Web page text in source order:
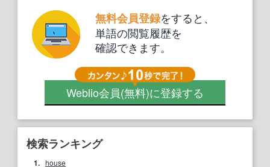
無料会員登録をすると、
単語の閲覧履歴を
確認できます。
Weblio会員(無料)に登録する
検索ランキング
1. house